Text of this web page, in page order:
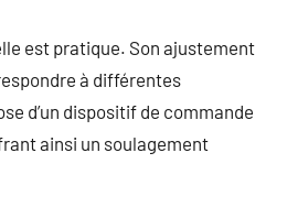
est pratique. Son ajustement
à différentes
d’un dispositif de commande
ainsi un soulagement